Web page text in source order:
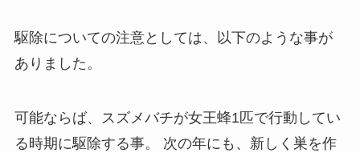
駆除についての注意としては、以下のような事が
ありました。
可能ならば、スズメバチが女王蜂1匹で行動してい
る時期に駆除する事。
次の年にも、新しく巣を作